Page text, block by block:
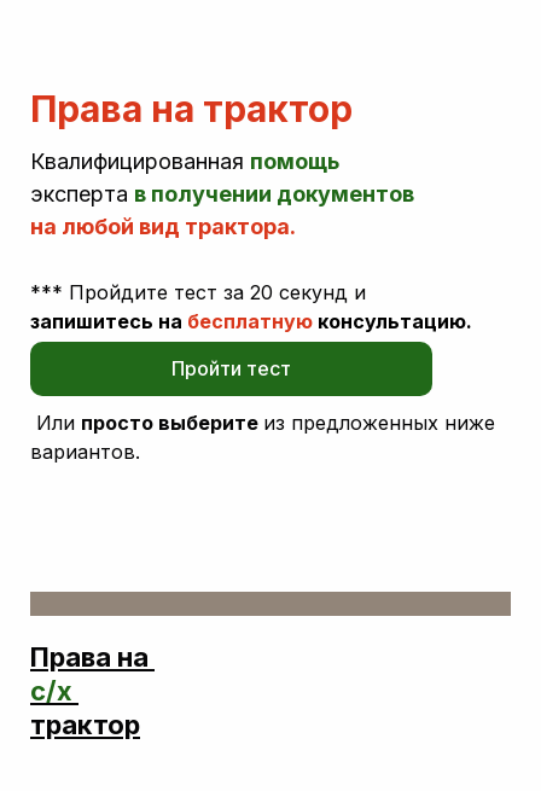
Права на трактор
Квалифицированная помощь
эксперта в получении документов
на любой вид трактора.
*** Пройдите тест за 20 секунд и
запишитесь на бесплатную консультацию.
Пройти тест
Или просто выберите из предложенных ниже
вариантов.
Права на
с/х
трактор